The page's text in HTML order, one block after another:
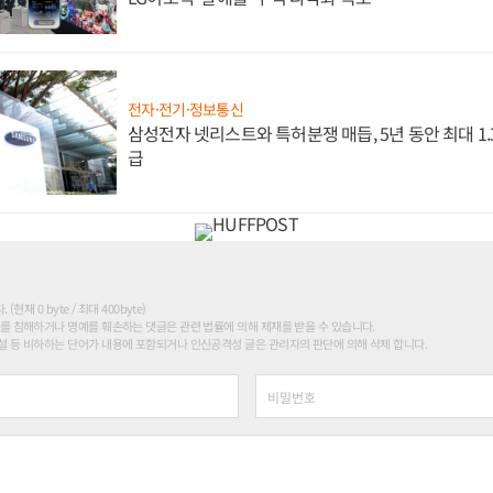
전자·전기·정보통신
삼성전자 넷리스트와 특허분쟁 매듭, 5년 동안 최대
급
. (현재 0 byte / 최대 400byte)
침해하거나 명예를 훼손하는 댓글은 관련 법률에 의해 제재를 받을 수 있습니다.
등 비하하는 단어가 내용에 포함되거나 인신공격성 글은 관리자의 판단에 의해 삭제 합니다.